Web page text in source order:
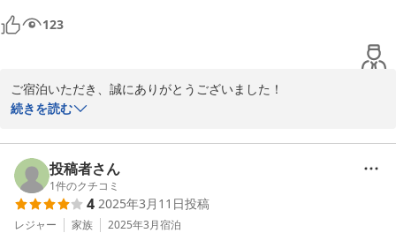
123
ご宿泊いただき、誠にありがとうございました！
すべての設備が整っていてご満足いただけたとのことで、大変嬉し
さらに、ご提案もありがとうございます。次回以降、より快適にお
過ごしいただけるよう、検討させていただきます。またのお越しを
心よりお待ちしております！
2025-09-26
続きを読む
投稿者さん
1件のクチコミ
4 2025年3月11日投稿
レジャー 家族 2025年3月宿泊